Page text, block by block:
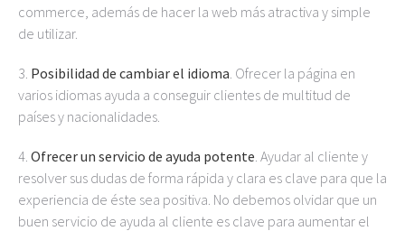
commerce, además de hacer la web más atractiva y simple
de utilizar.
3. Posibilidad de cambiar el idioma. Ofrecer la página en
varios idiomas ayuda a conseguir clientes de multitud de
países y nacionalidades.
4. Ofrecer un servicio de ayuda potente. Ayudar al cliente y
resolver sus dudas de forma rápida y clara es clave para que la
experiencia de éste sea positiva. No debemos olvidar que un
buen servicio de ayuda al cliente es clave para aumentar el